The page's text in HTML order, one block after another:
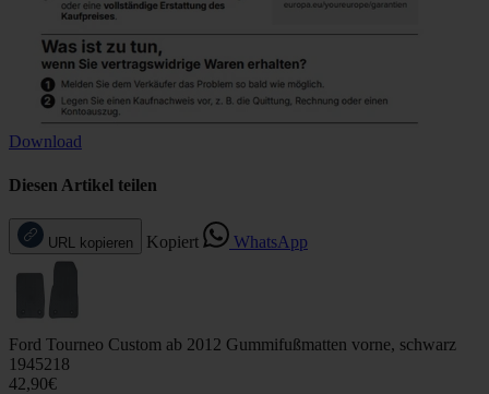
Download
Diesen Artikel teilen
URL kopieren Kopiert WhatsApp
Ford Tourneo Custom ab 2012 Gummifußmatten vorne, schwarz
1945218
42,90€